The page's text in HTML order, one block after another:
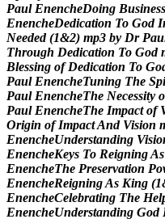
Paul EnencheDoing Business
EnencheDedication To God I
Needed (1&2) mp3 by Dr Pau
Through Dedication To God
Blessing of Dedication To Go
Paul EnencheTuning The Spi
Paul EnencheThe Necessity o
Paul EnencheThe Impact of
Origin of ImpactAnd Vision
EnencheUnderstanding Visio
EnencheKeys To ReigningAs
EnencheThe Preservation Po
EnencheReigningAs King (1
EnencheCelebrating The Hel
EnencheUnderstanding God